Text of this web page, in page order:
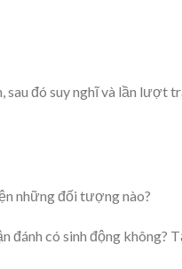
sau đó suy nghĩ và lần lượt
những đối tượng nào?
đánh có sinh động không?